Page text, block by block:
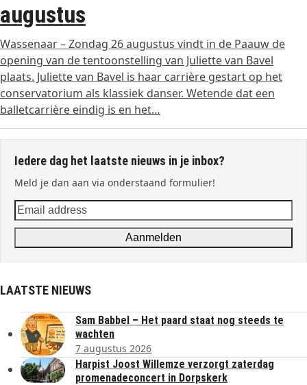
augustus
Wassenaar – Zondag 26 augustus vindt in de Paauw de
opening van de tentoonstelling van Juliette van Bavel
plaats. Juliette van Bavel is haar carrière gestart op het
conservatorium als klassiek danser. Wetende dat een
balletcarrière eindig is en het…
Iedere dag het laatste nieuws in je inbox?
Meld je dan aan via onderstaand formulier!
Email
address
Aanmelden
LAATSTE NIEUWS
Sam Babbel – Het paard staat nog steeds te
wachten
7 augustus 2026
Harpist Joost Willemze verzorgt zaterdag
promenadeconcert in Dorpskerk